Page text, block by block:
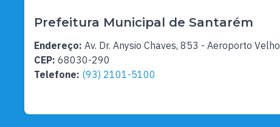
Prefeitura Municipal de Santarém
Endereço: Av. Dr. Anysio Chaves, 853 - Aeroporto Velho
CEP: 68030-290
Telefone: (93) 2101-5100